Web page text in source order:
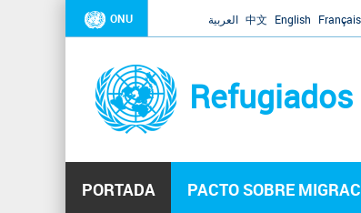
ONU العربية 中文 English Français
PORTADA PACTO SOBRE